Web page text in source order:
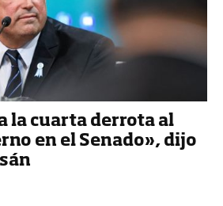
la cuarta derrota al
en el Senado», dijo